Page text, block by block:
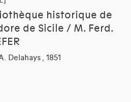
historique de
de Sicile / M. Ferd.
Delahays , 1851